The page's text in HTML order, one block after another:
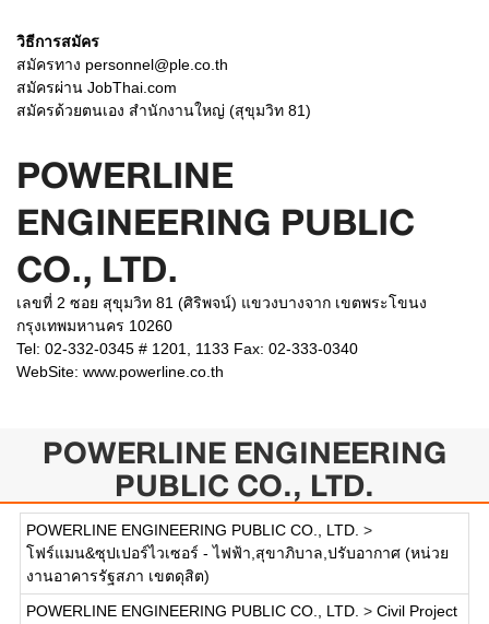
วิธีการสมัคร
สมัครทาง personnel@ple.co.th
สมัครผ่าน JobThai.com
สมัครด้วยตนเอง สำนักงานใหญ่ (สุขุมวิท 81)
POWERLINE
ENGINEERING PUBLIC
CO., LTD.
เลขที่ 2 ซอย สุขุมวิท 81 (ศิริพจน์) แขวงบางจาก เขตพระโขนง
กรุงเทพมหานคร 10260
Tel: 02-332-0345 # 1201, 1133 Fax: 02-333-0340
WebSite: www.powerline.co.th
POWERLINE ENGINEERING
PUBLIC CO., LTD.
POWERLINE ENGINEERING PUBLIC CO., LTD. >
โฟร์แมน&ซุปเปอร์ไวเซอร์ - ไฟฟ้า,สุขาภิบาล,ปรับอากาศ (หน่วย
งานอาคารรัฐสภา เขตดุสิต)
POWERLINE ENGINEERING PUBLIC CO., LTD. > Civil Project